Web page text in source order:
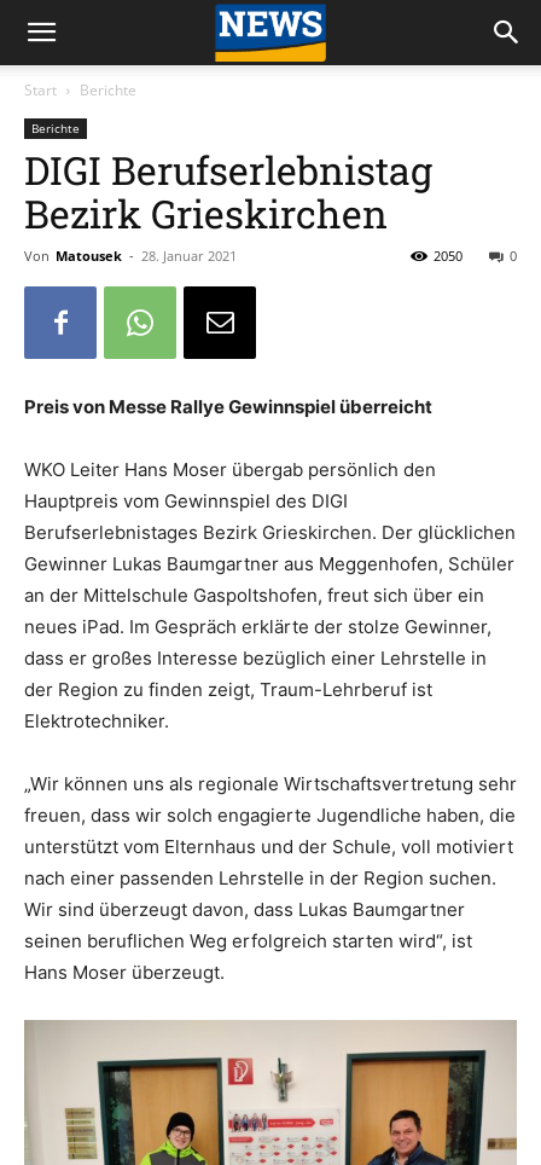
Start Berichte
Berichte
DIGI Berufserlebnistag
Bezirk Grieskirchen
Von Matousek - 28. Januar 2021 0
2050
Preis von Messe Rallye Gewinnspiel überreicht
WKO Leiter Hans Moser übergab persönlich den
Hauptpreis vom Gewinnspiel des DIGI
Berufserlebnistages Bezirk Grieskirchen. Der glücklichen
Gewinner Lukas Baumgartner aus Meggenhofen, Schüler
an der Mittelschule Gaspoltshofen, freut sich über ein
neues iPad. Im Gespräch erklärte der stolze Gewinner,
dass er großes Interesse bezüglich einer Lehrstelle in
der Region zu finden zeigt, Traum-Lehrberuf ist
Elektrotechniker.
„Wir können uns als regionale Wirtschaftsvertretung sehr
freuen, dass wir solch engagierte Jugendliche haben, die
unterstützt vom Elternhaus und der Schule, voll motiviert
nach einer passenden Lehrstelle in der Region suchen.
Wir sind überzeugt davon, dass Lukas Baumgartner
seinen beruflichen Weg erfolgreich starten wird“, ist
Hans Moser überzeugt.